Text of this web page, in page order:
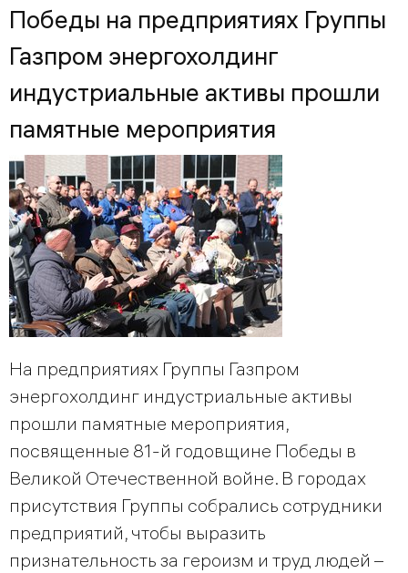
Победы на предприятиях Группы
Газпром энергохолдинг
индустриальные активы прошли
памятные мероприятия
На предприятиях Группы Газпром
энергохолдинг индустриальные активы
прошли памятные мероприятия,
посвященные 81-й годовщине Победы в
Великой Отечественной войне. В городах
присутствия Группы собрались сотрудники
предприятий, чтобы выразить
признательность за героизм и труд людей –